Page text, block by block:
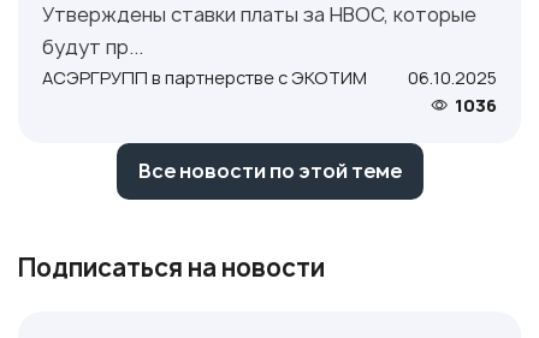
Утверждены ставки платы за НВОС, которые
будут пр...
АСЭРГРУПП в партнерстве с ЭКОТИМ
06.10.2025
1036
Все новости по этой теме
Подписаться на новости